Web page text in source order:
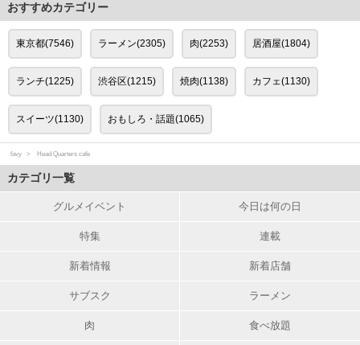
おすすめカテゴリー
東京都(7546) ラーメン(2305) 肉(2253) 居酒屋(1804)
ランチ(1225) 渋谷区(1215) 焼肉(1138) カフェ(1130)
スイーツ(1130) おもしろ・話題(1065)
favy Head Quarters cafe
カテゴリ一覧
グルメイベント 今日は何の日
特集 連載
新着情報 新着店舗
サブスク ラーメン
肉 食べ放題